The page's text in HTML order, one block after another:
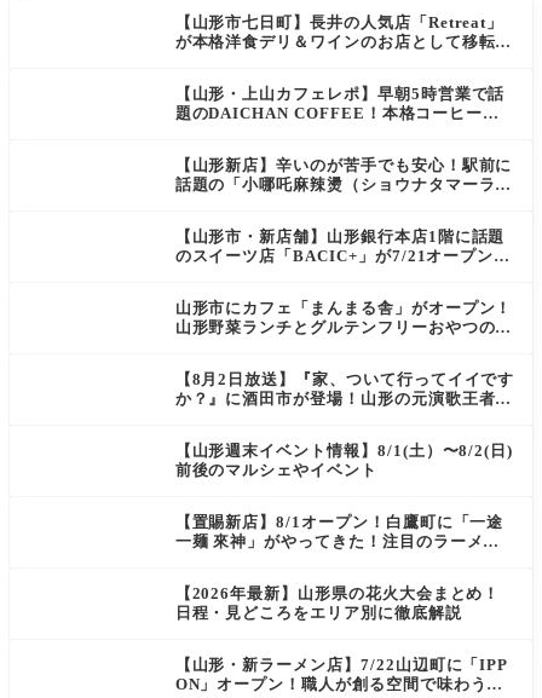
【山形市七日町】長井の人気店「Retreat」
が本格洋食デリ＆ワインのお店として移転オ
【山形・上山カフェレポ】早朝5時営業で話
題のDAICHAN COFFEE！本格コーヒーを
【山形新店】辛いのが苦手でも安心！駅前に
話題の「小哪吒麻辣燙（ショウナタマーラー
【山形市・新店舗】山形銀行本店1階に話題
のスイーツ店「BACIC+」が7/21オープン！
山形市にカフェ「まんまる舎」がオープン！
山形野菜ランチとグルテンフリーおやつの新
【8月2日放送】『家、ついて行ってイイです
か？』に酒田市が登場！山形の元演歌王者
【山形週末イベント情報】8/1(土）〜8/2(日)
前後のマルシェやイベント
【置賜新店】8/1オープン！白鷹町に「一途
一麺 來神」がやってきた！注目のラーメン
【2026年最新】山形県の花火大会まとめ！
日程・見どころをエリア別に徹底解説
【山形・新ラーメン店】7/22山辺町に「IPP
ON」オープン！職人が創る空間で味わう